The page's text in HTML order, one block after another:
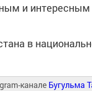
и интересным
в
канале Бугульма